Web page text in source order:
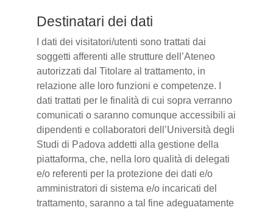
Destinatari dei dati
I dati dei visitatori/utenti sono trattati dai
soggetti afferenti alle strutture dell’Ateneo
autorizzati dal Titolare al trattamento, in
relazione alle loro funzioni e competenze. I
dati trattati per le finalità di cui sopra verranno
comunicati o saranno comunque accessibili ai
dipendenti e collaboratori dell’Università degli
Studi di Padova addetti alla gestione della
piattaforma, che, nella loro qualità di delegati
e/o referenti per la protezione dei dati e/o
amministratori di sistema e/o incaricati del
trattamento, saranno a tal fine adeguatamente